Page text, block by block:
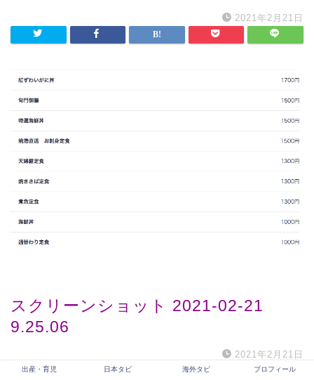
2021年2月21日
スクリーンショット 2021-02-21
9.25.06
2021年2月21日
出産・育児 日本タビ 海外タビ プロフィール